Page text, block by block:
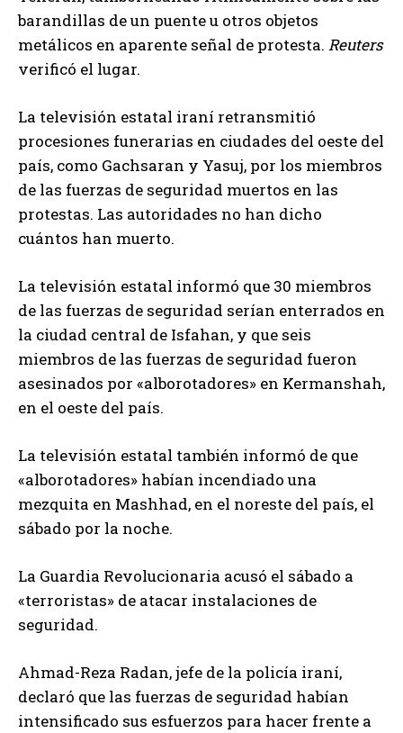
barandillas de un puente u otros objetos
metálicos en aparente señal de protesta. Reuters
verificó el lugar.
La televisión estatal iraní retransmitió
procesiones funerarias en ciudades del oeste del
país, como Gachsaran y Yasuj, por los miembros
de las fuerzas de seguridad muertos en las
protestas. Las autoridades no han dicho
cuántos han muerto.
La televisión estatal informó que 30 miembros
de las fuerzas de seguridad serían enterrados en
la ciudad central de Isfahan, y que seis
miembros de las fuerzas de seguridad fueron
asesinados por «alborotadores» en Kermanshah,
en el oeste del país.
La televisión estatal también informó de que
«alborotadores» habían incendiado una
mezquita en Mashhad, en el noreste del país, el
sábado por la noche.
La Guardia Revolucionaria acusó el sábado a
«terroristas» de atacar instalaciones de
seguridad.
Ahmad-Reza Radan, jefe de la policía iraní,
declaró que las fuerzas de seguridad habían
intensificado sus esfuerzos para hacer frente a